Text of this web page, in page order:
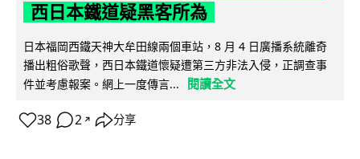
西日本鐵道疑黑客所為
日本福岡西鐵天神大牟田線兩個車站，8 月 4 日廣播系統離奇
播出粗俗歌聲，西日本鐵道懷疑遭第三方非法入侵，正調查事
件並考慮報案。網上一度傳言...
閱讀全文
38 2 ↗ 分享